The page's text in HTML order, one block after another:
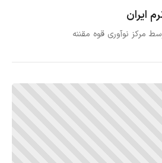
ایران
مرکز نوآوری قوه مقننه